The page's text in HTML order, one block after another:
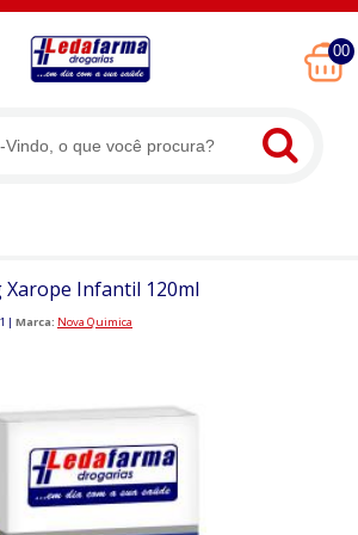
00
Infantil 120ml
| Marca: Nova Quimica